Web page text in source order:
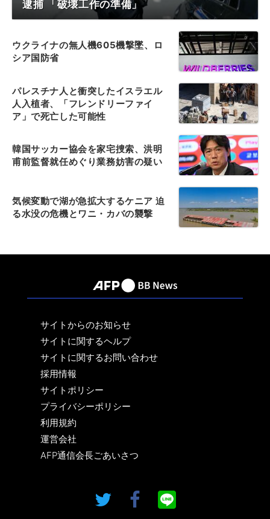
逮捕 「破壊工作の準備」
ウクライナの無人機605機撃墜、ロ
シア国防省
パレスチナ人と衝突したイスラエル
人入植者、「フレンドリーファイ
ア」で死亡した可能性
韓国サッカー協会を家宅捜索、洪明
甫前監督就任めぐり業務妨害の疑い
気候変動で湖が急拡大するケニア 迫
る水没の危機とワニ・カバの襲撃
サイトからのお知らせ
サイトに関するヘルプ
サイトに関するお問い合わせ
採用情報
サイトポリシー
プライバシーポリシー
利用規約
運営会社
AFP通信会長ごあいさつ